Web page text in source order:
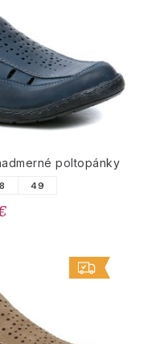
poltopánky
49